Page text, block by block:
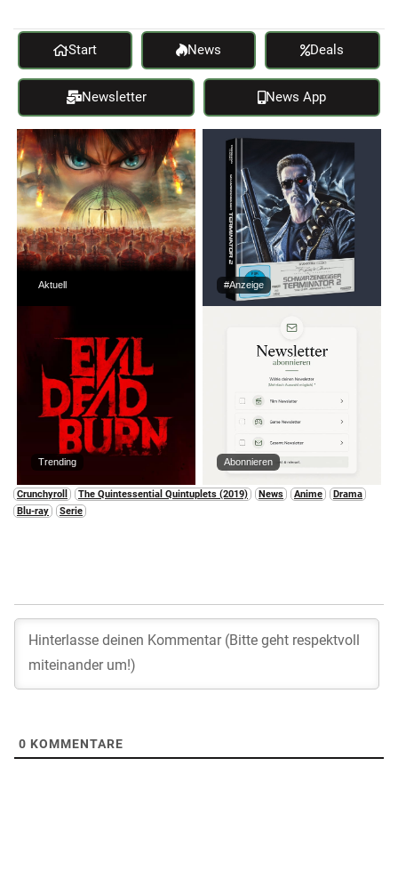
Start News Deals
Newsletter News App
Aktuell #Anzeige
Trending Abonnieren
Crunchyroll The Quintessential Quintuplets (2019) News Anime
Drama
Blu-ray
Serie
0 KOMMENTARE